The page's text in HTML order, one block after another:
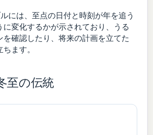
には、至点の日付と時刻が年を追う
に変化するかが示されており、うる
を確認したり、将来の計画を立てた
ます。
至の伝統